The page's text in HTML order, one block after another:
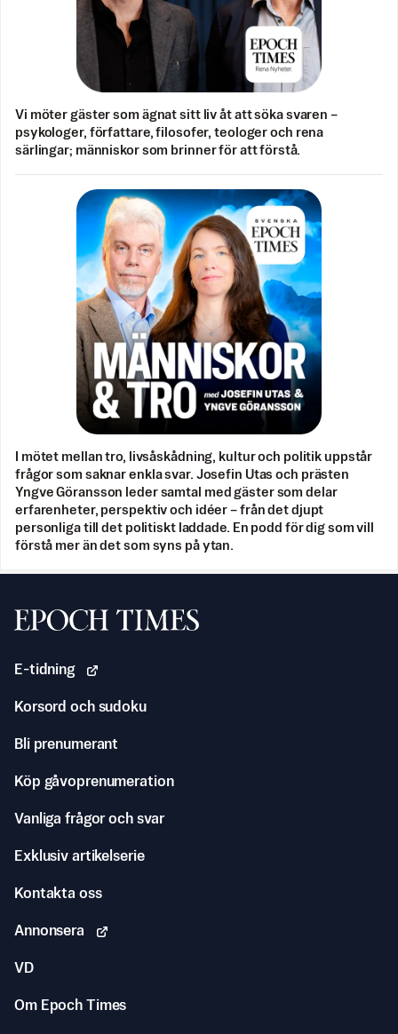
Vi möter gäster som ägnat sitt liv åt att söka svaren –
psykologer, författare, filosofer, teologer och rena
särlingar; människor som brinner för att förstå.
I mötet mellan tro, livsåskådning, kultur och politik uppstår
frågor som saknar enkla svar. Josefin Utas och prästen
Yngve Göransson leder samtal med gäster som delar
erfarenheter, perspektiv och idéer – från det djupt
personliga till det politiskt laddade. En podd för dig som vill
förstå mer än det som syns på ytan.
Svenska Epoch Times
E-tidning
Korsord och sudoku
Bli prenumerant
Köp gåvoprenumeration
Vanliga frågor och svar
Exklusiv artikelserie
Kontakta oss
Annonsera
VD
Om Epoch Times